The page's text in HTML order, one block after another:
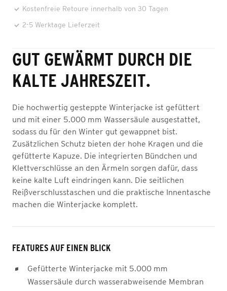
Kostenfreie Retoure innerhalb von 30 Tagen
2-5 Werktage Lieferzeit
GUT GEWÄRMT DURCH DIE
KALTE JAHRESZEIT.
Die hochwertig gesteppte Winterjacke ist gefüttert
und mit einer 5.000 mm Wassersäule ausgestattet,
sodass du für den Winter gut gewappnet bist.
Zusätzlichen Schutz bieten der hohe Kragen und die
gefütterte Kapuze. Die integrierten Bündchen und
Klettverschlüsse an den Ärmeln sorgen dafür, dass
keine kalte Luft eindringen kann. Die seitlichen
Reißverschlusstaschen und die praktische Innentasche
machen die Winterjacke komplett.
FEATURES AUF EINEN BLICK
Gefütterte Winterjacke mit 5.000 mm
Wassersäule durch wasserabweisende Membran